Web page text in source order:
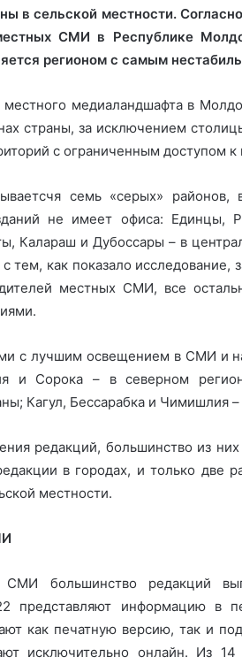
в сельской местности.
СМИ в Республике
регионом с самым
медиаландшафта в
страны, за исключением
с ограниченным доступом
семь «серых»
не имеет офиса:
Калараш и Дубоссары – в
тем, как показало
местных СМИ, все
с лучшим освещением в СМИ и
и Сорока – в северном
Кагул, Бессарабка и Чимишлия
редакций, большинство из
в городах, и только две
местности.
большинство редакций
представляют информацию в
как печатную версию, так и
исключительно онлайн. Из